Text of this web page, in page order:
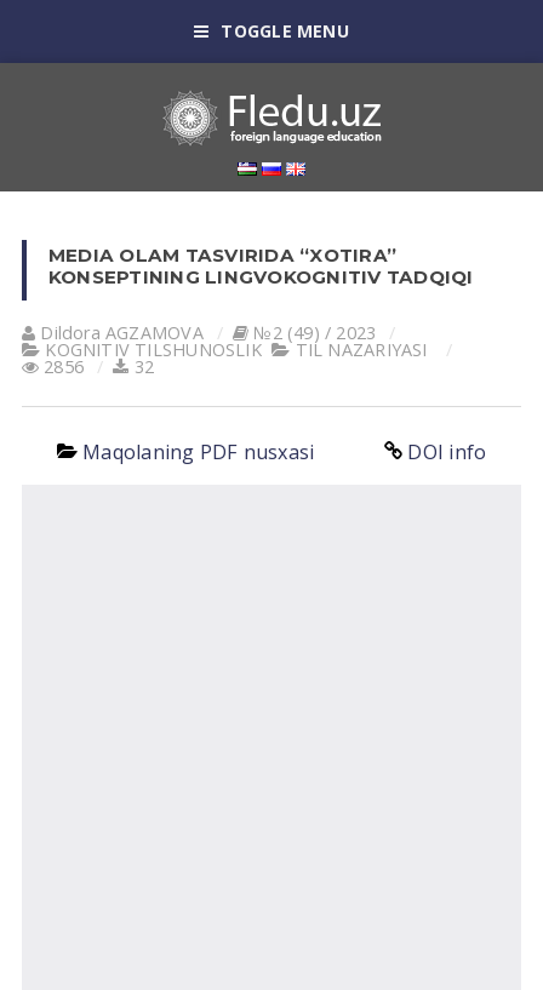
TOGGLE MENU
MEDIA OLAM TASVIRIDA “XOTIRA”
KONSEPTINING LINGVOKOGNITIV TADQIQI
Dildora АGZАMOVА №2 (49) / 2023
KOGNITIV TILSHUNOSLIK TIL NАZАRIYASI
2856 32
Maqolaning PDF nusxasi DOI info